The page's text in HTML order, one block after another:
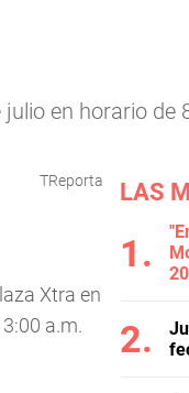
en horario de
TReporta
Xtra en
a.m.
LAS